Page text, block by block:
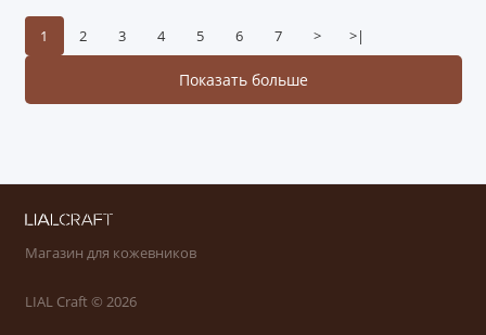
1 2 3 4 5 6 7 > >|
Показать больше
Магазин для кожевников
LIAL Craft © 2026